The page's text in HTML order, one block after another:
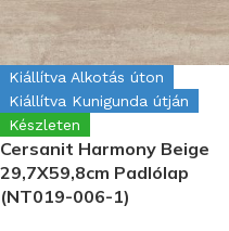
Kiállítva Alkotás úton
Kiállítva Kunigunda útján
Készleten
Cersanit Harmony Beige
29,7X59,8cm Padlólap
(NT019-006-1)